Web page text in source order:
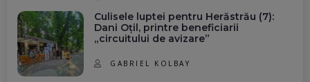
Culisele luptei pentru Herăstrău (7):
Dani Oțil, printre beneficiarii
„circuitului de avizare”
GABRIEL KOLBAY